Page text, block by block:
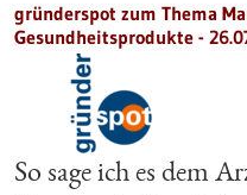
gründerspot zum Thema
Gesundheitsprodukte -
So sage ich es dem